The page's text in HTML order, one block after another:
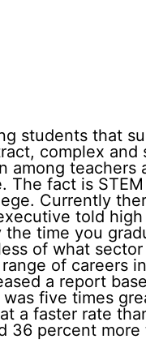
students that
complex
among teachers
The fact is
Currently
told
time you
of what
of careers
a report
five times
a faster rate
36 percent